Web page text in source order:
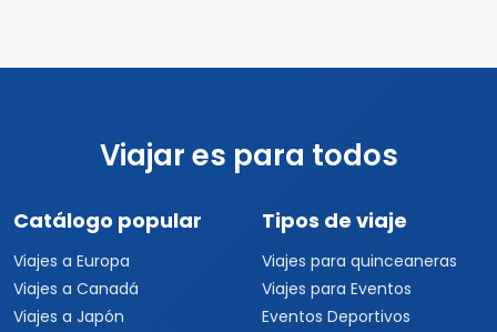
Viajar es para todos
Catálogo popular
Viajes a Europa
Viajes a Canadá
Viajes a Japón
Tipos de viaje
Viajes para quinceaneras
Viajes para Eventos
Eventos Deportivos